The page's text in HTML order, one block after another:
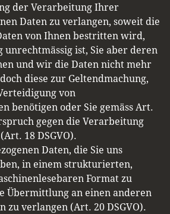
der Verarbeitung Ihrer
Daten zu verlangen, soweit die
von Ihnen bestritten wird,
unrechtmässig ist, Sie aber deren
und wir die Daten nicht mehr
diese zur Geltendmachung,
von
benötigen oder Sie gemäss Art.
gegen die Verarbeitung
18 DSGVO).
Daten, die Sie uns
in einem strukturierten,
Format zu
Übermittlung an einen anderen
zu verlangen (Art. 20 DSGVO).